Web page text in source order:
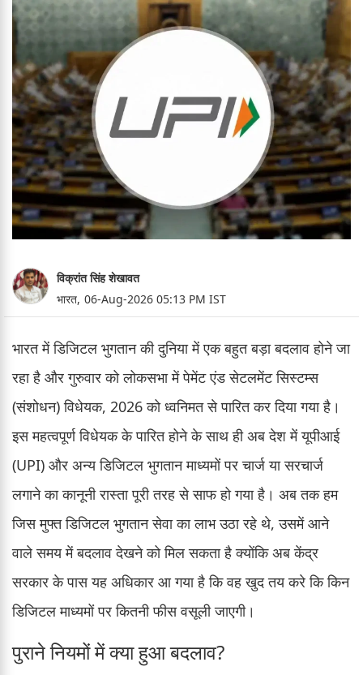
विक्रांत सिंह शेखावत
भारत, 06-Aug-2026 05:13 PM IST
भारत में डिजिटल भुगतान की दुनिया में एक बहुत बड़ा बदलाव होने जा
रहा है और गुरुवार को लोकसभा में पेमेंट एंड सेटलमेंट सिस्टम्स
(संशोधन) विधेयक, 2026 को ध्वनिमत से पारित कर दिया गया है।
इस महत्वपूर्ण विधेयक के पारित होने के साथ ही अब देश में यूपीआई
(UPI) और अन्य डिजिटल भुगतान माध्यमों पर चार्ज या सरचार्ज
लगाने का कानूनी रास्ता पूरी तरह से साफ हो गया है। अब तक हम
जिस मुफ्त डिजिटल भुगतान सेवा का लाभ उठा रहे थे, उसमें आने
वाले समय में बदलाव देखने को मिल सकता है क्योंकि अब केंद्र
सरकार के पास यह अधिकार आ गया है कि वह खुद तय करे कि किन
डिजिटल माध्यमों पर कितनी फीस वसूली जाएगी।
पुराने नियमों में क्या हुआ बदलाव?